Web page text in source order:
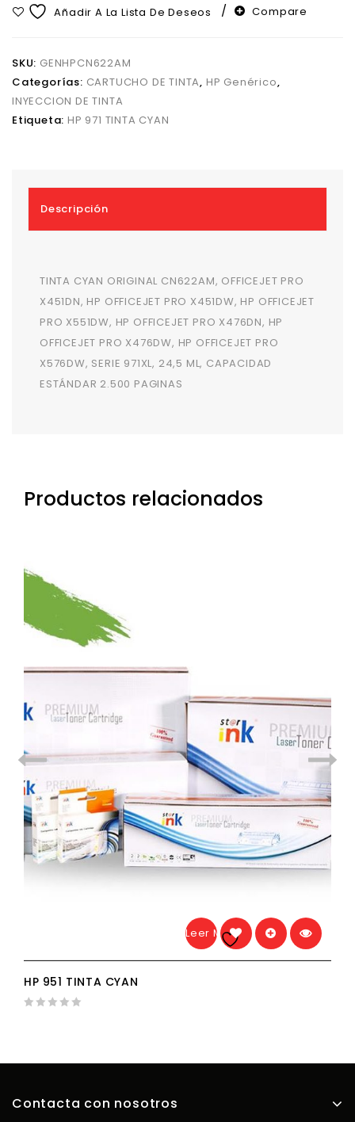
Añadir A La Lista De Deseos
Compare
SKU: GENHPCN622AM
Categorías: CARTUCHO DE TINTA, HP Genérico,
INYECCION DE TINTA
Etiqueta: HP 971 TINTA CYAN
Descripción
TINTA CYAN ORIGINAL CN622AM, OFFICEJET PRO
X451DN, HP OFFICEJET PRO X451DW, HP OFFICEJET
PRO X551DW, HP OFFICEJET PRO X476DN, HP
OFFICEJET PRO X476DW, HP OFFICEJET PRO
X576DW, SERIE 971XL, 24,5 ML, CAPACIDAD
ESTÁNDAR 2.500 PAGINAS
Productos relacionados
Leer Más
HP 951 TINTA CYAN
Contacta con nosotros